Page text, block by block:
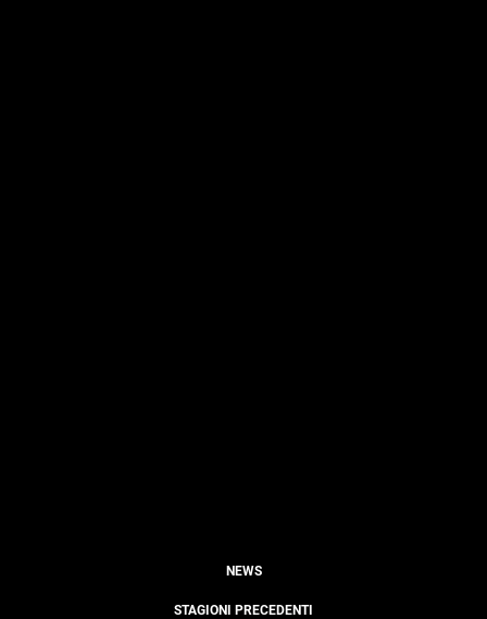
NEWS
STAGIONI PRECEDENTI